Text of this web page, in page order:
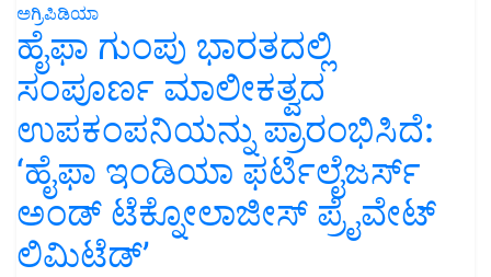
ಅಗ್ರಿಪಿಡಿಯಾ
ಹೈಫಾ ಗುಂಪು ಭಾರತದಲ್ಲಿ
ಸಂಪೂರ್ಣ ಮಾಲೀಕತ್ವದ
ಉಪಕಂಪನಿಯನ್ನು ಪ್ರಾರಂಭಿಸಿದೆ:
‘ಹೈಫಾ ಇಂಡಿಯಾ ಫರ್ಟಿಲೈಜರ್ಸ್
ಅಂಡ್ ಟೆಕ್ನೋಲಾಜೀಸ್ ಪ್ರೈವೇಟ್
ಲಿಮಿಟೆಡ್’